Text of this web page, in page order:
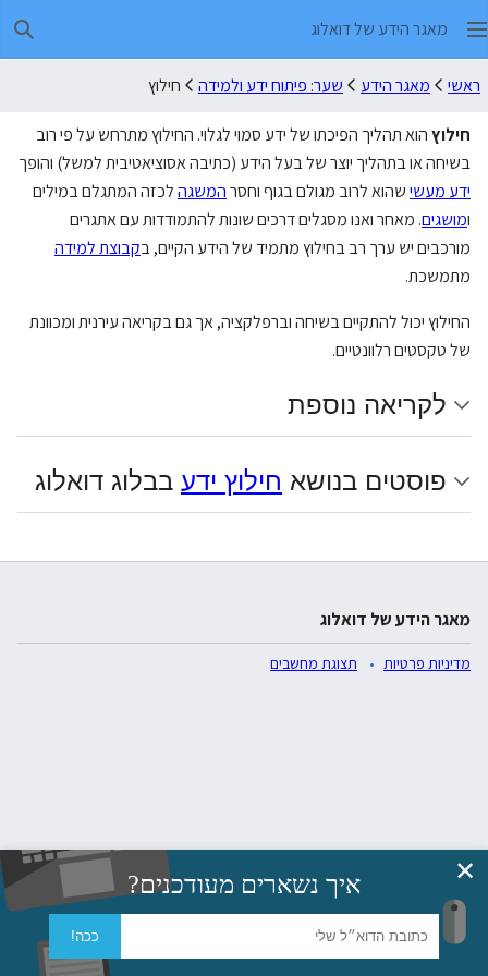
מאגר הידע של דואלוג
ראשי מאגר הידע שער: פיתוח ידע ולמידה חילוץ
חילוץהוא תהליך הפיכתו של ידע סמוי לגלוי. החילוץ מתרחש על פי רוב
בשיחה או בתהליך יוצר של בעל הידע (כתיבה אסוציאטיבית למשל) והופך
ידע מעשישהוא לרוב מגולם בגוף וחסרהמשגהלכזה המתגלם במילים
ומושגים. מאחר ואנו מסגלים דרכים שונות להתמודדות עם אתגרים
מורכבים יש ערך רב בחילוץ מתמיד של הידע הקיים, בקבוצת למידה
מתמשכת.
החילוץ יכול להתקיים בשיחה וברפלקציה, אך גם בקריאה עירנית ומכוונת
של טקסטים רלוונטיים.
לקריאה נוספת
פוסטים בנושא חילוץ ידע בבלוג דואלוג
מאגר הידע של דואלוג
מדיניות פרטיות תצוגת מחשבים
✕ איך נשארים מעודכנים?
ככה!